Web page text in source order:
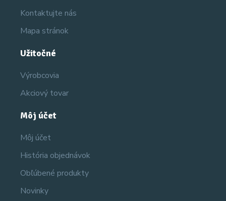
Kontaktujte nás
Mapa stránok
Užitočné
Výrobcovia
Akciový tovar
Môj účet
Môj účet
História objednávok
Obľúbené produkty
Novinky